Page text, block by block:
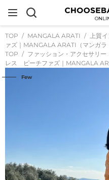
す
TOP MANGALA ARATI
上質
ァズ｜MANGALA ARATI（マンガラ
TOP
ファッション・アクセサリー
レス ピーチファズ｜MANGALA
Few